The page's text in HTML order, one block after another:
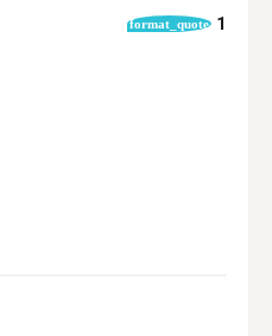
format_quote 1